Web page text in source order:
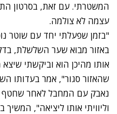
המשטרתי. עם זאת, בסרטון
עצמה לא צולמה.
"בזמן שפעלתי יחד עם שוטר
באזור מבוא שער השלשלת,
אותו מהיכן הוא וביקשתי
שהאזור סגור", אמר בעדותו
נאבק עם המחבל לאחר שחטף
וליוויתי אותו ליציאה",